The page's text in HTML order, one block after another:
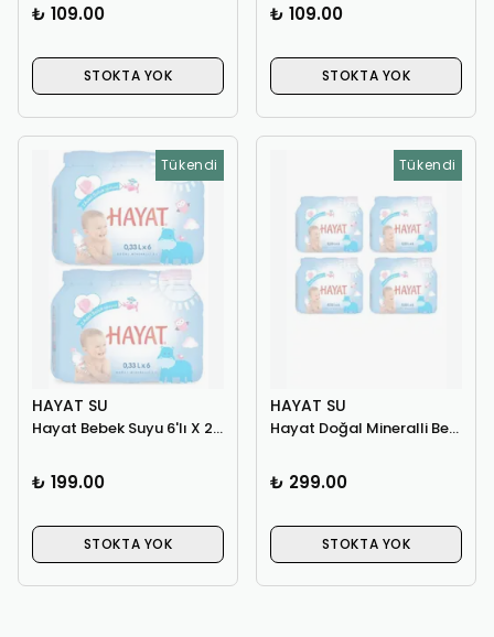
₺ 109.00
STOKTA YOK
₺ 109.00
STOKTA YOK
Tükendi
HAYAT SU
Hayat Bebek Suyu 6'lı X 2 Paket
₺ 199.00
STOKTA YOK
Tükendi
HAYAT SU
Hayat Doğal Mineralli Bebek Suyu 330 Ml 24'lü Paket
₺ 299.00
STOKTA YOK